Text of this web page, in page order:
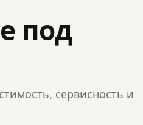
под
сервисность и